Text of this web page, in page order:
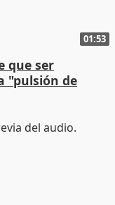
01:53
que ser
"pulsión de